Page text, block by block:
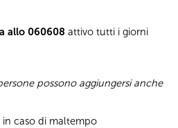
allo 060608 attivo tutti i giorni
possono aggiungersi anche
in caso di maltempo